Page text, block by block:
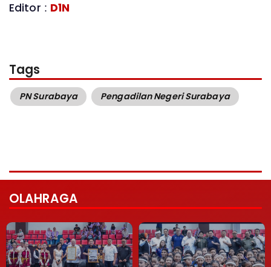
Editor : D1N
Tags
PN Surabaya Pengadilan Negeri Surabaya
OLAHRAGA